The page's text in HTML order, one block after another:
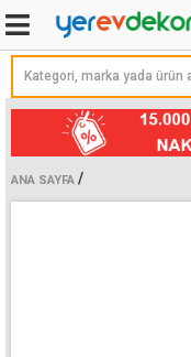
ANA SAYFA /